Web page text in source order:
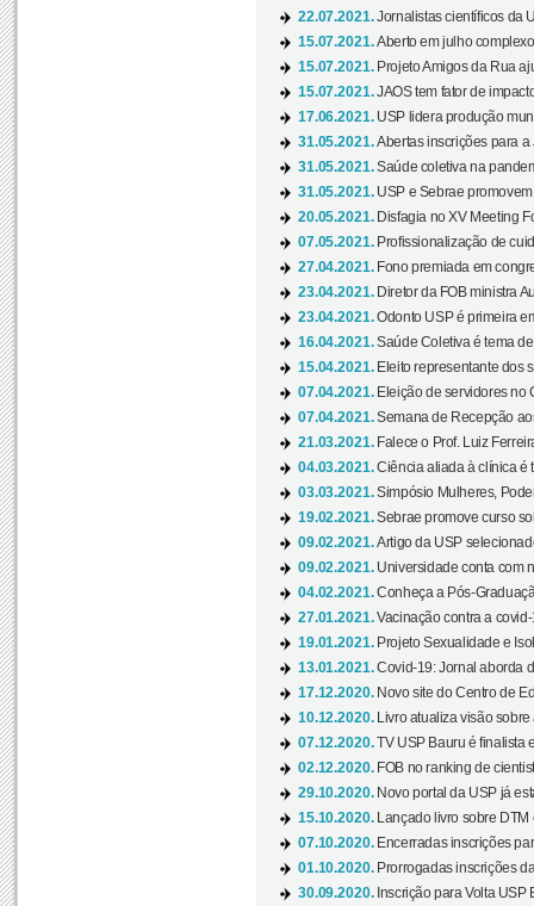
22.07.2021.Jornalistas científicos da
15.07.2021.Aberto em julho
15.07.2021. Projeto Amigos da Rua
15.07.2021.JAOS tem fator de
17.06.2021. USP lidera produção
31.05.2021.Abertas inscrições para
31.05.2021.Saúde coletiva na
31.05.2021. USP e Sebrae
20.05.2021. Disfagia no XV Meeting
07.05.2021. Profissionalização de
27.04.2021. Fono premiada em
23.04.2021. Diretor da FOB ministra
23.04.2021.Odonto USP é primeira
16.04.2021.Saúde Coletiva é tema
15.04.2021. Eleito representante dos
07.04.2021. Eleição de servidores no
07.04.2021.Semana de Recepção
21.03.2021. Falece o Prof. Luiz
04.03.2021.Ciência aliada à clínica é
03.03.2021.Simpósio Mulheres,
19.02.2021.Sebrae promove curso
09.02.2021.Artigo da USP
09.02.2021. Universidade conta com
04.02.2021.Conheça a Pós-
27.01.2021.Vacinação contra a
19.01.2021. Projeto Sexualidade e
13.01.2021.Covid-19: Jornal aborda
17.12.2020. Novo site do Centro de
10.12.2020.
Livro atualiza visão
07.12.2020.TV USP Bauru é finalista
02.12.2020. FOB no ranking de
29.10.2020. Novo portal da USP já
15.10.2020.
Lançado livro sobre
07.10.2020. Encerradas inscrições
01.10.2020. Prorrogadas inscrições
30.09.2020. Inscrição para Volta USP